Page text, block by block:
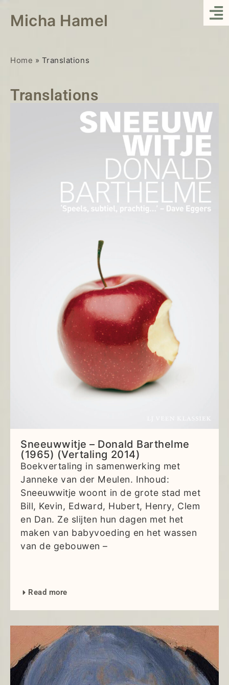
Micha Hamel
Home » Translations
Translations
Sneeuwwitje – Donald Barthelme
(1965) (Vertaling 2014)
Boekvertaling in samenwerking met
Janneke van der Meulen. Inhoud:
Sneeuwwitje woont in de grote stad met
Bill, Kevin, Edward, Hubert, Henry, Clem
en Dan. Ze slijten hun dagen met het
maken van babyvoeding en het wassen
van de gebouwen –
Read more